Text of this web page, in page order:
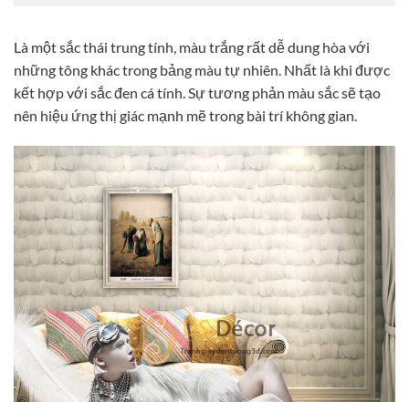
Là một sắc thái trung tính, màu trắng rất dễ dung hòa với
những tông khác trong bảng màu tự nhiên. Nhất là khi được
kết hợp với sắc đen cá tính. Sự tương phản màu sắc sẽ tạo
nên hiệu ứng thị giác mạnh mẽ trong bài trí không gian.